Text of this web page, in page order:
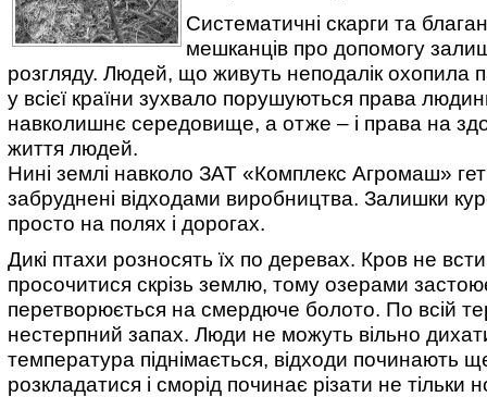
Систематичні скарги та
мешканців про допомогу
розгляду. Людей, що живуть неподалік охопила
у всієї країни зухвало порушуються права
навколишнє середовище, а отже – і права на
життя людей.
Нині землі навколо ЗАТ «Комплекс Агромаш»
забруднені відходами виробництва. Залишки
просто на полях і дорогах.
Дикі птахи розносять їх по деревах. Кров не
просочитися скрізь землю, тому озерами
перетворюється на смердюче болото. По всій
нестерпний запах. Люди не можуть вільно
температура піднімається, відходи починають
розкладатися і сморід починає різати не тільки